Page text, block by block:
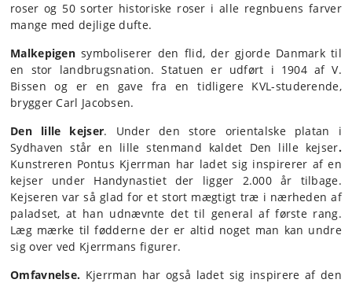
roser og 50 sorter historiske roser i alle regnbuens farver
mange med dejlige dufte.
Malkepigensymboliserer den flid, der gjorde Danmark til
en stor landbrugsnation. Statuen er udført i 1904 af V.
Bissen og er en gave fra en tidligere KVL-studerende,
brygger Carl Jacobsen.
Den lille kejser. Under den store orientalske platan i
Sydhaven står en lille stenmand kaldet Den lille kejser.
Kunstreren Pontus Kjerrman har ladet sig inspirerer af en
kejser under Handynastiet der ligger 2.000 år tilbage.
Kejseren var så glad for et stort mægtigt træ i nærheden af
paladset, at han udnævnte det til general af første rang.
Læg mærke til fødderne der er altid noget man kan undre
sig over ved Kjerrmans figurer.
Omfavnelse. Kjerrman har også ladet sig inspirere af den